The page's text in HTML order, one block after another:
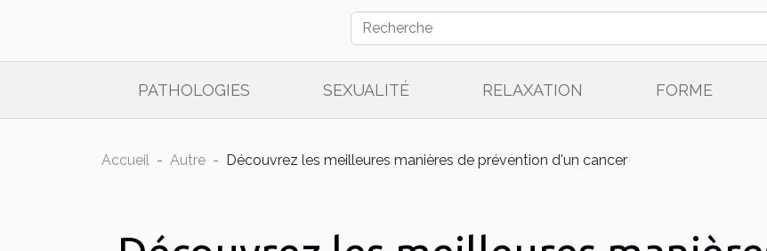
PATHOLOGIES SEXUALITÉ RELAXATION FORME
Accueil Autre Découvrez les meilleures manières de prévention d'un cancer